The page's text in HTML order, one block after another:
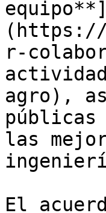
equipo**]
(https://
r-
agro),
las
El